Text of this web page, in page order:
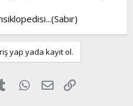
yap yada kayıt ol.
Tumblr WhatsApp
E-posta